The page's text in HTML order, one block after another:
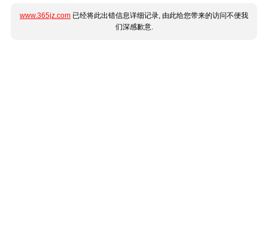
www.365jz.com 已经将此出错信息详细记录, 由此给您带来的访问不便我
们深感歉意.